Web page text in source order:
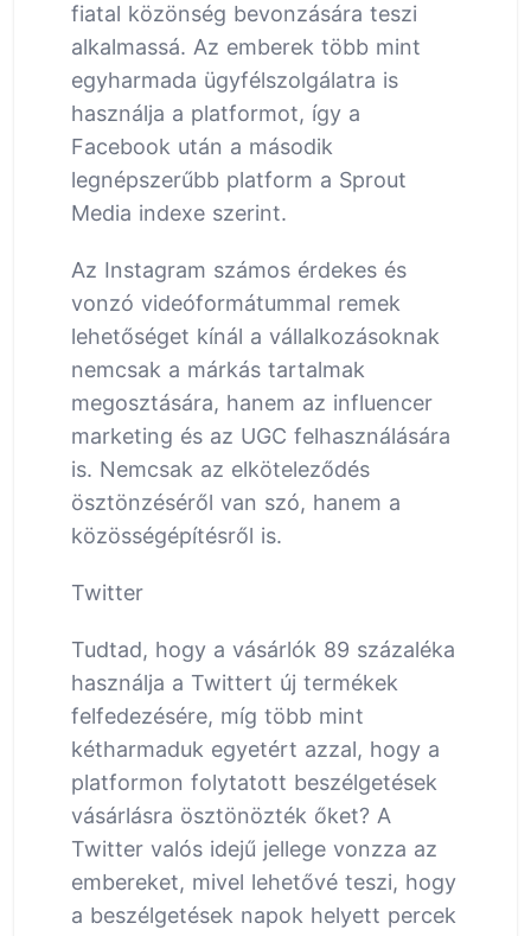
fiatal közönség bevonzására teszi
alkalmassá. Az emberek több mint
egyharmada ügyfélszolgálatra is
használja a platformot, így a
Facebook után a második
legnépszerűbb platform a Sprout
Media indexe szerint.
Az Instagram számos érdekes és
vonzó videóformátummal remek
lehetőséget kínál a vállalkozásoknak
nemcsak a márkás tartalmak
megosztására, hanem az influencer
marketing és az UGC felhasználására
is. Nemcsak az elköteleződés
ösztönzéséről van szó, hanem a
közösségépítésről is.
Twitter
Tudtad, hogy a vásárlók 89 százaléka
használja a Twittert új termékek
felfedezésére, míg több mint
kétharmaduk egyetért azzal, hogy a
platformon folytatott beszélgetések
vásárlásra ösztönözték őket? A
Twitter valós idejű jellege vonzza az
embereket, mivel lehetővé teszi, hogy
a beszélgetések napok helyett percek